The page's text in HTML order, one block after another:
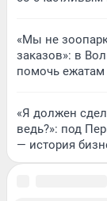
«Мы не
заказов»: в
помочь ежатам
«Я должен
ведь?»: под
— история